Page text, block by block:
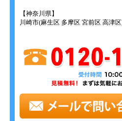
【神奈川県】
川崎市(麻生区 多摩区 宮前区 高津